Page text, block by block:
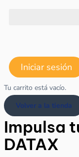
Iniciar sesión
Tu carrito está vacío.
Volver a la tienda
Impulsa
DATAX